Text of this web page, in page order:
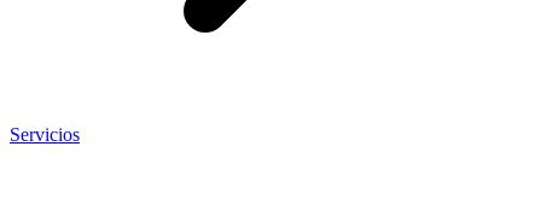
Servicios